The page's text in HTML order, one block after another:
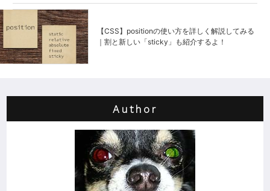
【CSS】positionの使い方を詳しく解説してみる
｜割と新しい「sticky」も紹介するよ！
Author